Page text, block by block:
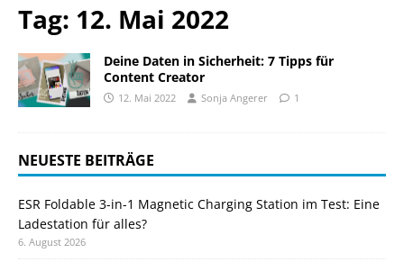
Tag: 12. Mai 2022
Deine Daten in Sicherheit: 7 Tipps für
Content Creator
12. Mai 2022 Sonja Angerer 1
NEUESTE BEITRÄGE
ESR Foldable 3-in-1 Magnetic Charging Station im Test: Eine
Ladestation für alles?
6. August 2026